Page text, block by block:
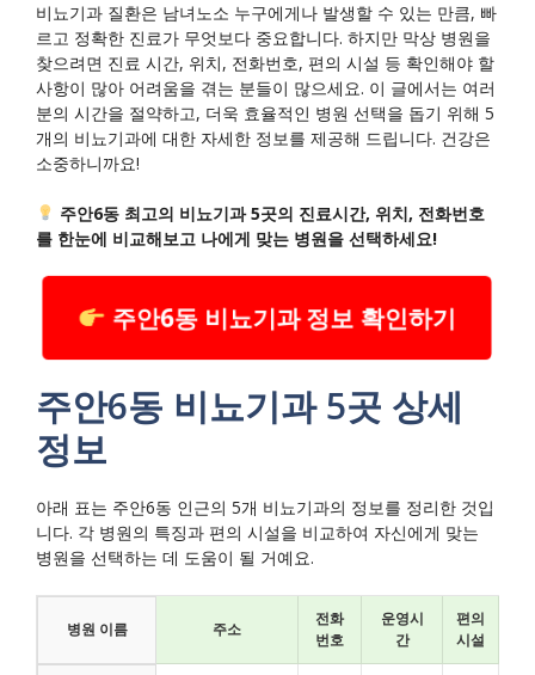
비뇨기과 질환은 남녀노소 누구에게나 발생할 수 있는 만큼, 빠
르고 정확한 진료가 무엇보다 중요합니다. 하지만 막상 병원을
찾으려면 진료 시간, 위치, 전화번호, 편의 시설 등 확인해야 할
사항이 많아 어려움을 겪는 분들이 많으세요. 이 글에서는 여러
분의 시간을 절약하고, 더욱 효율적인 병원 선택을 돕기 위해 5
개의 비뇨기과에 대한 자세한 정보를 제공해 드립니다. 건강은
소중하니까요!
주안6동 최고의 비뇨기과 5곳의 진료시간, 위치, 전화번호
를 한눈에 비교해보고 나에게 맞는 병원을 선택하세요!
주안6동 비뇨기과 정보 확인하기
주안6동 비뇨기과 5곳 상세
정보
아래 표는 주안6동 인근의 5개 비뇨기과의 정보를 정리한 것입
니다. 각 병원의 특징과 편의 시설을 비교하여 자신에게 맞는
병원을 선택하는 데 도움이 될 거예요.
병원 이름 주소
전화
번호
운영시
간
편의
시설